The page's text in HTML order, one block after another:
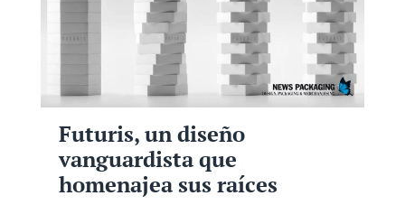
Futuris, un diseño
vanguardista que
homenajea sus raíces